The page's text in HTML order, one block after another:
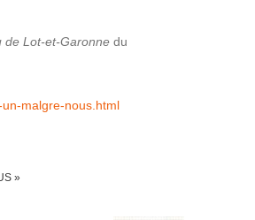
de Lot-et-Garonne du
malgre-nous.html
»